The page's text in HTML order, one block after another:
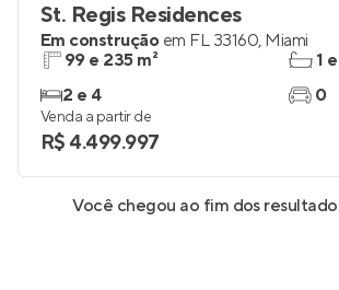
St. Regis Residences
Em construção em FL 33160, Miami
99 e 235 m²
2 e 4
1
0
Venda a partir de
R$ 4.499.997
Você chegou ao fim dos